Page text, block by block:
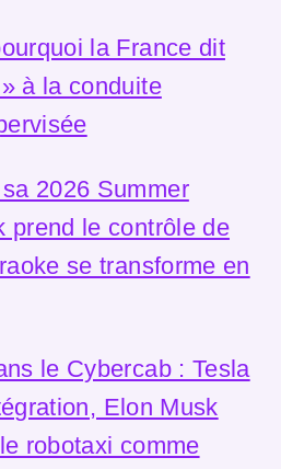
la France dit
à la conduite
2026 Summer
prend le contrôle de
se transforme en
le Cybercab : Tesla
Elon Musk
robotaxi comme